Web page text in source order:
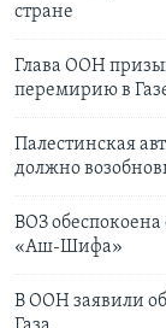
стране
Глава ООН
перемирию в
Палестинская
должно
ВОЗ обеспокоена
«Аш-Шифа»
В ООН заявили